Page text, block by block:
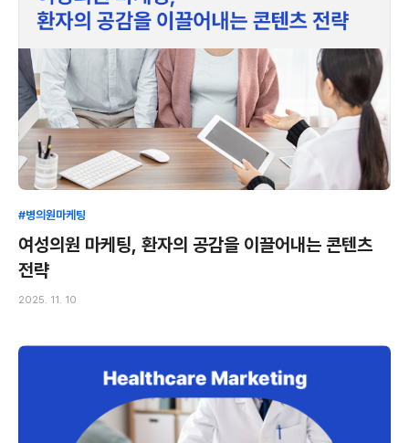
#병의원마케팅
여성의원 마케팅, 환자의 공감을 이끌어내는 콘텐츠
전략
2025. 11. 10